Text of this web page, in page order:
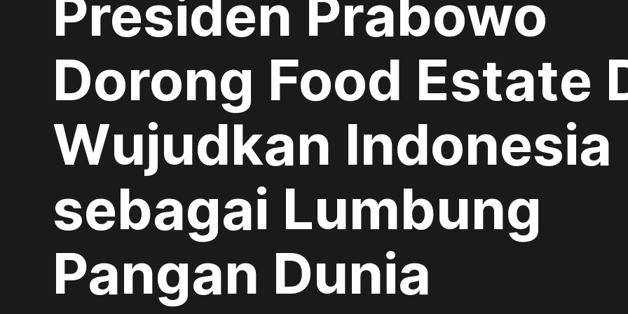
Presiden Prabowo
Dorong Food Estate
Wujudkan Indonesia
sebagai Lumbung
Pangan Dunia